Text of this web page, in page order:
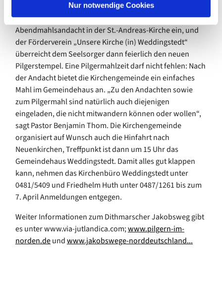
Nur notwendige Cookies
Die Pilger werden um 18 Uhr in Weddingstedt erwartet.
Pastor Benjamin Thom lädt sie dort zu einer
Abendmahlsandacht in der St.-Andreas-Kirche ein, und
der Förderverein „Unsere Kirche (in) Weddingstedt“
überreicht dem Seelsorger dann feierlich den neuen
Pilgerstempel. Eine Pilgermahlzeit darf nicht fehlen: Nach
der Andacht bietet die Kirchengemeinde ein einfaches
Mahl im Gemeindehaus an. „Zu den Andachten sowie
zum Pilgermahl sind natürlich auch diejenigen
eingeladen, die nicht mitwandern können oder wollen“,
sagt Pastor Benjamin Thom. Die Kirchengemeinde
organisiert auf Wunsch auch die Hinfahrt nach
Neuenkirchen, Treffpunkt ist dann um 15 Uhr das
Gemeindehaus Weddingstedt. Damit alles gut klappen
kann, nehmen das Kirchenbüro Weddingstedt unter
0481/5409 und Friedhelm Huth unter 0487/1261 bis zum
7. April Anmeldungen entgegen.
Weiter Informationen zum Dithmarscher Jakobsweg gibt
es unter www.via-jutlandica.com;www.pilgern-im-
norden.deundwww.jakobswege-norddeutschland...